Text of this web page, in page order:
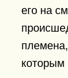
его на
которым